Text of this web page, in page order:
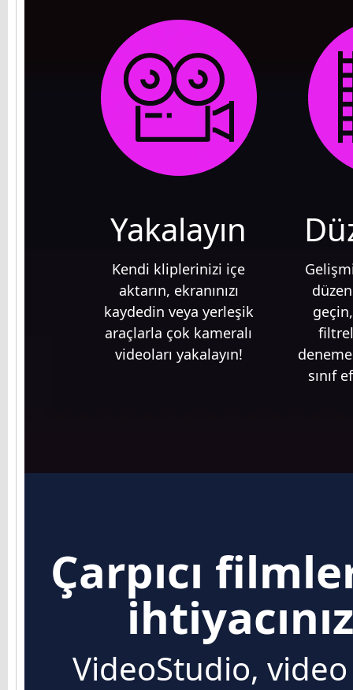
Yakalayın
Kendi kliplerinizi içe
aktarın, ekranınızı
kaydedin veya yerleşik
araçlarla çok kameralı
videoları yakalayın!
sınıf
Çarpıcı
VideoStudio,